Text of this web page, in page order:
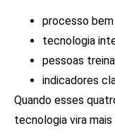
processo
tecnologia
pessoas
indicadores
Quando esses
tecnologia vira